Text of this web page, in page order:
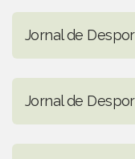
Jornal de
Jornal de